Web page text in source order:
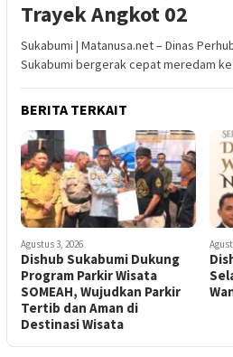
Trayek Angkot 02
Sukabumi | Matanusa.net – Dinas
Sukabumi bergerak cepat meredam
BERITA TERKAIT
Agustus 3, 2026
Dishub Sukabumi Dukung
Program Parkir Wisata
SOMEAH, Wujudkan Parkir
Tertib dan Aman di
Destinasi Wisata